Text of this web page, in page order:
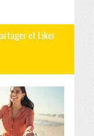
et Liker